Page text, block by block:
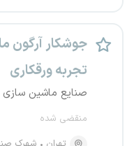
جوشکار آرگون
تجربه ورقکاری
صنایع ماشین سازی
منقضی شده